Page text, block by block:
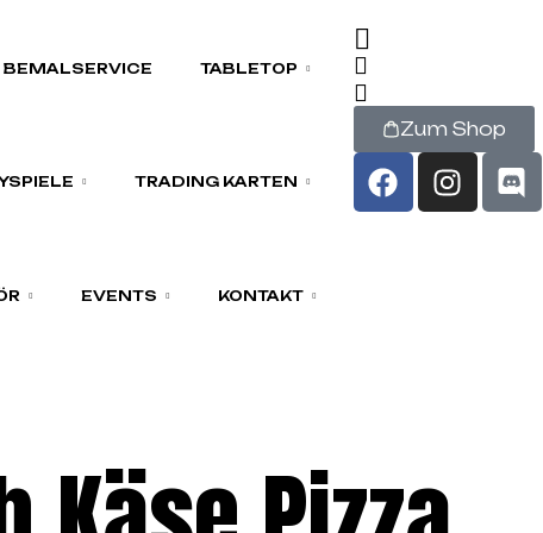
BEMALSERVICE TABLETOP
TRADING KARTEN
EVENTS KONTAKT
Zum Shop